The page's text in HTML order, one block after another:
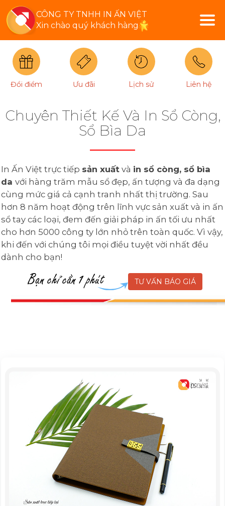
CÔNG TY TNHH IN ẤN VIỆT
Xin chào quý khách hàng
Đổi điểm Ưu đãi Lịch sử Liên hệ
Chuyên Thiết Kế Và In Sổ Còng,
Sổ Bìa Da
In Ấn Việt trực tiếp sản xuất và in sổ còng, sổ bìa
da với hàng trăm mẫu sổ đẹp, ấn tượng và đa dạng
cùng mức giá cả cạnh tranh nhất thị trường. Sau
hơn 8 năm hoạt động trên lĩnh vực sản xuất và in ấn
sổ tay các loại, đem đến giải pháp in ấn tối ưu nhất
cho hơn 5000 công ty lớn nhỏ trên toàn quốc. Vì vậy,
khi đến với chúng tôi mọi điều tuyệt vời nhất đều
dành cho bạn!
TƯ VẤN BÁO GIÁ